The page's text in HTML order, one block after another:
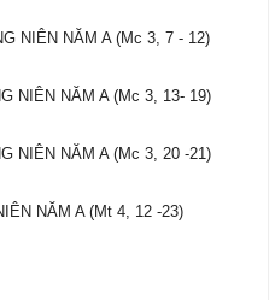
NIÊN NĂM A (Mc 3, 7 - 12)
NIÊN NĂM A (Mc 3, 13- 19)
NIÊN NĂM A (Mc 3, 20 -21)
NĂM A (Mt 4, 12 -23)